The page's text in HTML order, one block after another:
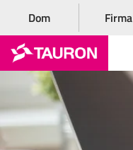
Dom Firma